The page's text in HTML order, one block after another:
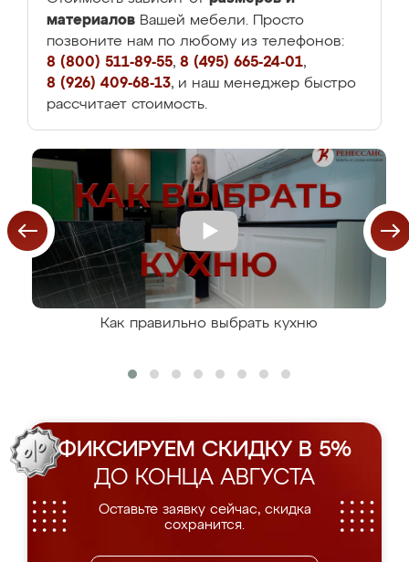
материалов Вашей мебели. Просто
позвоните нам по любому из телефонов:
8 (800) 511-89-55, 8 (495) 665-24-01,
8 (926) 409-68-13, и наш менеджер быстро
рассчитает стоимость.
Как правильно выбрать кухню
ФИКСИРУЕМ СКИДКУ В 5%
ДО КОНЦА АВГУСТА
Оставьте заявку сейчас, скидка
сохранится.